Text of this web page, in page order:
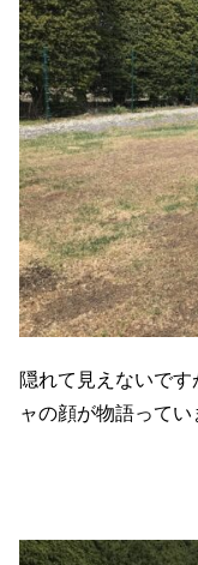
隠れて見えないで
ャの顔が物語ってい